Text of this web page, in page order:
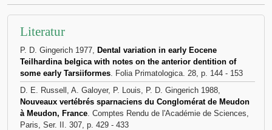
Literatur
P. D. Gingerich 1977, Dental variation in early Eocene
Teilhardina belgica with notes on the anterior dentition of
some early Tarsiiformes. Folia Primatologica. 28, p. 144 - 153
D. E. Russell, A. Galoyer, P. Louis, P. D. Gingerich 1988,
Nouveaux vertébrés sparnaciens du Conglomérat de Meudon
à Meudon, France. Comptes Rendu de l'Académie de Sciences,
Paris, Ser. II. 307, p. 429 - 433